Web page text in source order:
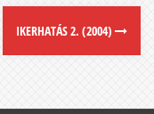
IKERHATÁS 2. (2004)